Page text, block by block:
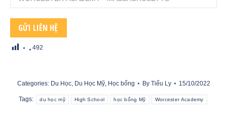
492
Categories: Du Học, Du Học Mỹ, Học bổng By Tiểu Ly 15/10/2022
Tags: du học mỹ High School học bổng Mỹ Worcester Academy